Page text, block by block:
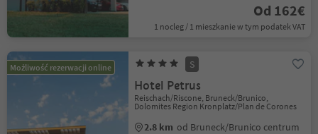
Od 162€
1 nocleg / 1 mieszkanie w tym podatek VAT
Możliwość rezerwacji online S
Hotel Petrus
Reischach/Riscone, Bruneck/Brunico,
Dolomites Region Kronplatz/Plan de Corones
2.8 km od Bruneck/Brunico centrum